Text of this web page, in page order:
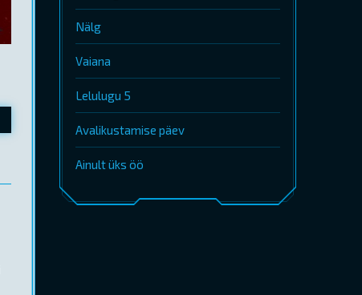
Nälg
Vaiana
Lelulugu 5
Avalikustamise päev
Ainult üks öö